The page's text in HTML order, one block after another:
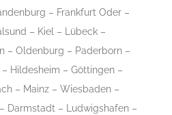
– Frankfurt Oder –
– Kiel – Lübeck –
– Oldenburg – Paderborn –
– Hildesheim – Göttingen –
– Mainz – Wiesbaden –
– Darmstadt – Ludwigshafen –